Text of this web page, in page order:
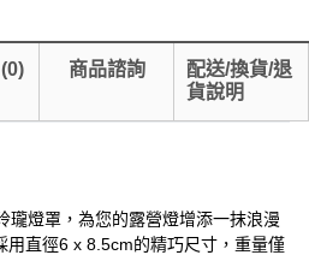
(0) 商品諮詢
配送/換貨/退
貨說明
瓏燈罩，為您的露營燈增添一抹浪漫
用直徑6 x 8.5cm的精巧尺寸，重量僅